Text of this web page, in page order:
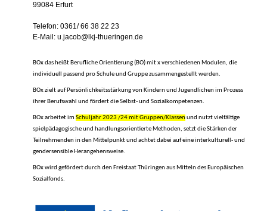
99084 Erfurt
Telefon: 0361/ 66 38 22 23
E-Mail: u.jacob@lkj-thueringen.de
BOx das heißt Berufliche Orientierung (BO) mit x verschiedenen Modulen, die
individuell passend pro Schule und Gruppe zusammengestellt werden.
BOx zielt auf Persönlichkeitsstärkung von Kindern und Jugendlichen im Prozess
ihrer Berufswahl und fördert die Selbst- und Sozialkompetenzen.
BOx arbeitet im Schuljahr 2023 /24 mit Gruppen/Klassenund nutzt vielfältige
spielpädagogische und handlungsorientierte Methoden, setzt die Stärken der
Teilnehmenden in den Mittelpunkt und achtet dabei auf eine interkulturell- und
gendersensible Herangehensweise.
BOx wird gefördert durch den Freistaat Thüringen aus Mitteln des Europäischen
Sozialfonds.